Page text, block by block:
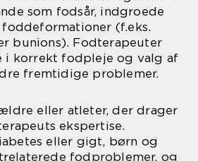
som fodsår, indgroede
(f.eks.
bunions). Fodterapeuter
i korrekt fodpleje og valg af
fremtidige problemer.
eller atleter, der drager
ekspertise.
eller gigt, børn og
fodproblemer, og